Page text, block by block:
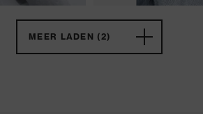
MEER LADEN (2)